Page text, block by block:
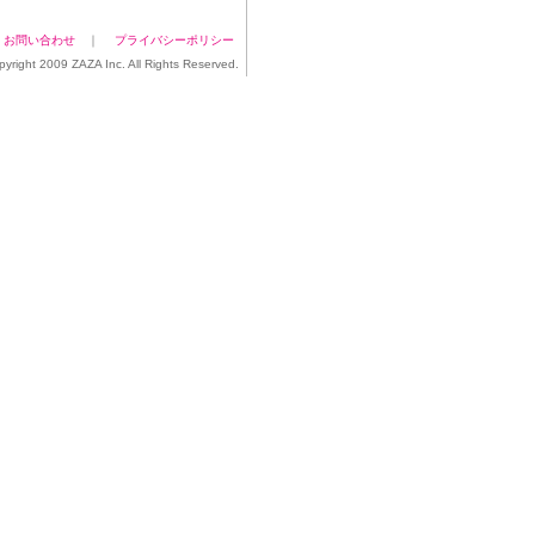
お問い合わせ ｜ プライバシーポリシー
2009 ZAZA Inc. All Rights Reserved.